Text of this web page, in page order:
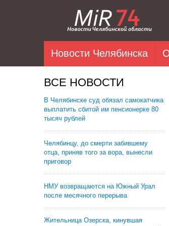
Новости Челябинска
ВСЕ НОВОСТИ
В Челябинске суд обязал самокатчика
выплатить сбитой им пенсионерке 80
тысяч рублей
Челябинцу, до смерти забившему
отца, приняв того за вора, вынесли
приговор
НМУ возвращаются на Южный Урал
после месячного перерыва
Жительница Озерска, кинувшая